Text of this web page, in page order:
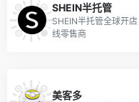
SHEIN半托管
SHEIN半托管全球开
线零售商
美客多